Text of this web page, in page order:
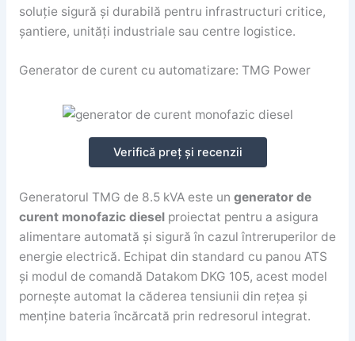
soluție sigură și durabilă pentru infrastructuri critice,
șantiere, unități industriale sau centre logistice.
Generator de curent cu automatizare: TMG Power
Verifică preț și recenzii
Generatorul TMG de 8.5 kVA este un generator de
curent monofazic dieselproiectat pentru a asigura
alimentare automată și sigură în cazul întreruperilor de
energie electrică. Echipat din standard cu panou ATS
și modul de comandă Datakom DKG 105, acest model
pornește automat la căderea tensiunii din rețea și
menține bateria încărcată prin redresorul integrat.